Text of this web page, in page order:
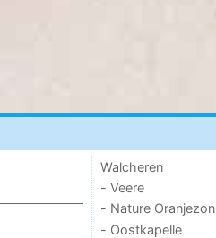
Walcheren
- Veere
- Nature Oranjezon
- Oostkapelle